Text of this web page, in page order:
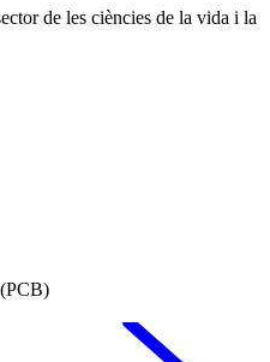
de les ciències de la vida i la